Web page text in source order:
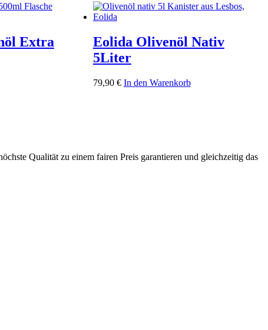
Extra
Eolida Olivenöl Nativ
5Liter
79,90 € In den Warenkorb
Qualität zu einem fairen Preis garantieren und gleichzeitig das